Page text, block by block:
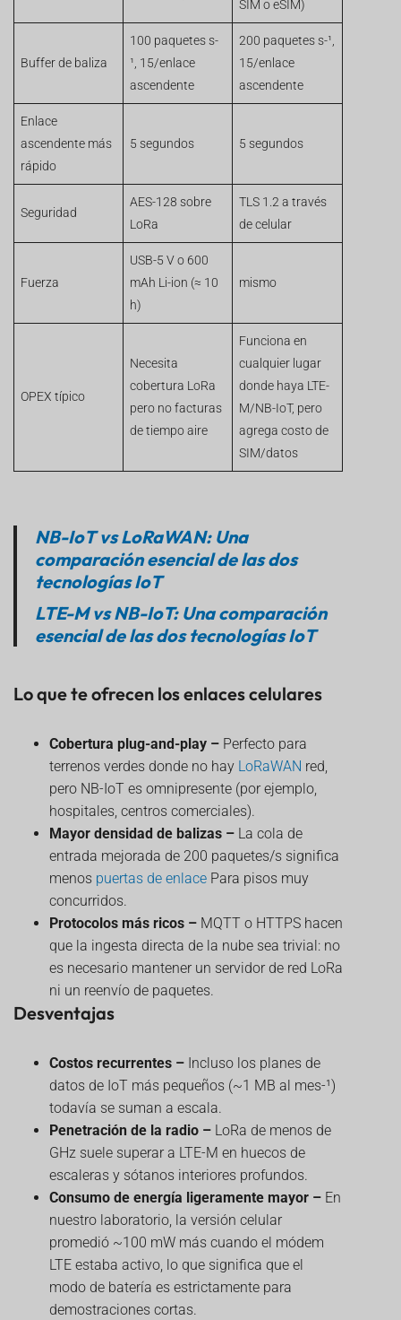
SIM o eSIM)
Buffer de baliza
100 paquetes s-
¹, 15/enlace
ascendente
200 paquetes s-¹,
15/enlace
ascendente
Enlace
ascendente más
rápido
5 segundos 5 segundos
Seguridad
AES-128 sobre
LoRa
TLS 1.2 a través
de celular
Fuerza
USB-5 V o 600
mAh Li-ion (≈ 10
h)
mismo
OPEX típico
Necesita
cobertura LoRa
pero no facturas
de tiempo aire
Funciona en
cualquier lugar
donde haya LTE-
M/NB-IoT, pero
agrega costo de
SIM/datos
NB-IoT vs LoRaWAN: Una
comparación esencial de las dos
tecnologías IoT
LTE-M vs NB-IoT: Una comparación
esencial de las dos tecnologías IoT
Lo que te ofrecen los enlaces celulares
Cobertura plug-and-play – Perfecto para
terrenos verdes donde no hay LoRaWAN red,
pero NB-IoT es omnipresente (por ejemplo,
hospitales, centros comerciales).
Mayor densidad de balizas – La cola de
entrada mejorada de 200 paquetes/s significa
menos puertas de enlace Para pisos muy
concurridos.
Protocolos más ricos – MQTT o HTTPS hacen
que la ingesta directa de la nube sea trivial: no
es necesario mantener un servidor de red LoRa
ni un reenvío de paquetes.
Desventajas
Costos recurrentes – Incluso los planes de
datos de IoT más pequeños (~1 MB al mes-¹)
todavía se suman a escala.
Penetración de la radio – LoRa de menos de
GHz suele superar a LTE-M en huecos de
escaleras y sótanos interiores profundos.
Consumo de energía ligeramente mayor – En
nuestro laboratorio, la versión celular
promedió ~100 mW más cuando el módem
LTE estaba activo, lo que significa que el
modo de batería es estrictamente para
demostraciones cortas.